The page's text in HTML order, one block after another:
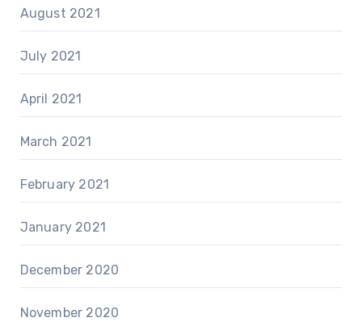
August 2021
July 2021
April 2021
March 2021
February 2021
January 2021
December 2020
November 2020